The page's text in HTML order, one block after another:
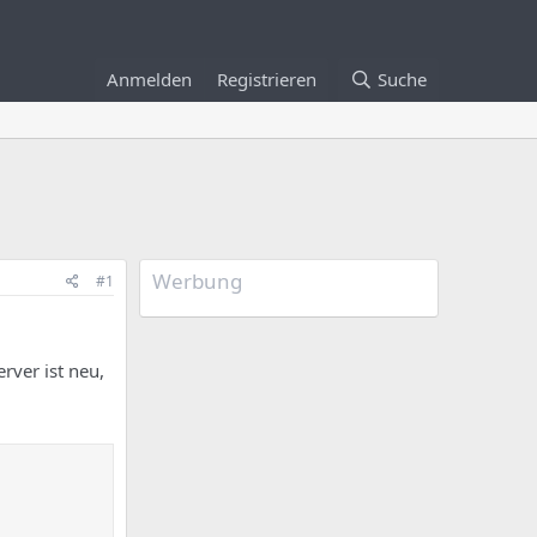
Anmelden Registrieren Suche
#1
ist neu,
Werbung